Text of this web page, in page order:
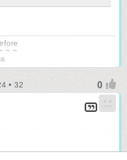
~ ~
• 32